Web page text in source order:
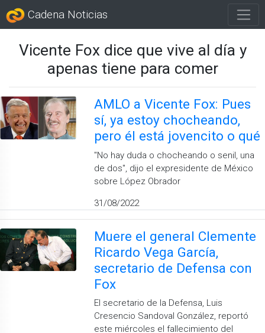
Cadena Noticias
Vicente Fox dice que vive al día y
apenas tiene para comer
AMLO a Vicente Fox: Pues
sí, ya estoy chocheando,
pero él está jovencito o qué
''No hay duda o chocheando o senil, una
de dos'', dijo el expresidente de México
sobre López Obrador
31/08/2022
Muere el general Clemente
Ricardo Vega García,
secretario de Defensa con
Fox
El secretario de la Defensa, Luis
Cresencio Sandoval González, reportó
este miércoles el fallecimiento del